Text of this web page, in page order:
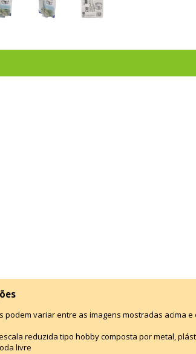
podem variar entre as imagens mostradas acima
reduzida tipo hobby composta por metal,
livre